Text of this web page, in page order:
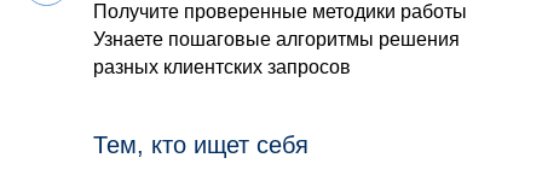
Получите проверенные методики работы
Узнаете пошаговые алгоритмы решения
разных клиентских запросов
Тем, кто ищет себя